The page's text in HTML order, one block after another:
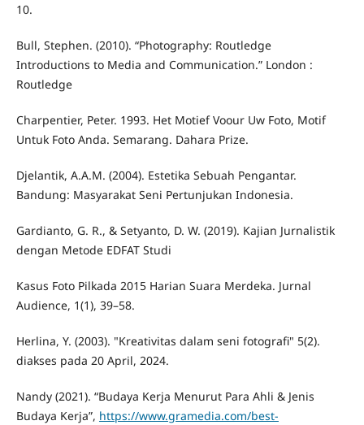
10.
Bull, Stephen. (2010). “Photography: Routledge
Introductions to Media and Communication.” London :
Routledge
Charpentier, Peter. 1993. Het Motief Voour Uw Foto, Motif
Untuk Foto Anda. Semarang. Dahara Prize.
Djelantik, A.A.M. (2004). Estetika Sebuah Pengantar.
Bandung: Masyarakat Seni Pertunjukan Indonesia.
Gardianto, G. R., & Setyanto, D. W. (2019). Kajian Jurnalistik
dengan Metode EDFAT Studi
Kasus Foto Pilkada 2015 Harian Suara Merdeka. Jurnal
Audience, 1(1), 39–58.
Herlina, Y. (2003). "Kreativitas dalam seni fotografi" 5(2).
diakses pada 20 April, 2024.
Nandy (2021). “Budaya Kerja Menurut Para Ahli & Jenis
Budaya Kerja”, https://www.gramedia.com/best-